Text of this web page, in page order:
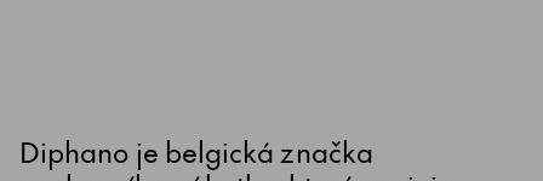
Diphano je belgická značka